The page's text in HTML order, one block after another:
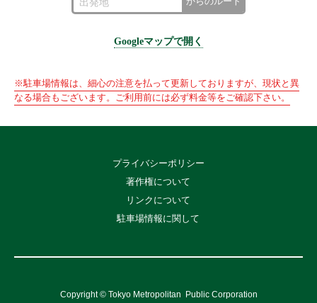
Googleマップで開く
※駐車場情報は、細心の注意を払って更新しておりますが、現状と異
なる場合もございます。ご利用前には必ず料金等をご確認下さい。
プライバシーポリシー
著作権について
リンクについて
駐車場情報に関して
Copyright © Tokyo Metropolitan Public Corporation